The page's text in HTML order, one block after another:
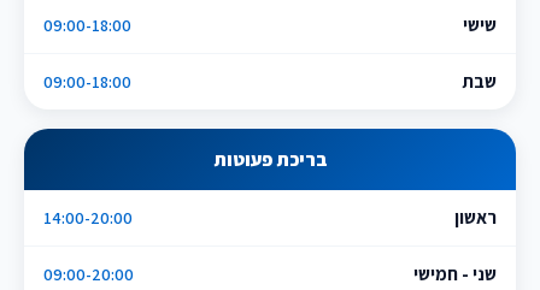
שישי 09:00-18:00
שבת 09:00-18:00
בריכת פעוטות
ראשון 14:00-20:00
שני - חמישי 09:00-20:00